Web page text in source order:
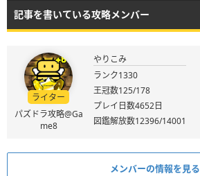
記事を書いている攻略メンバー
ライター
パズドラ攻略@Ga
me8
やりこみ
ランク1330
王冠数125/178
プレイ日数4652日
図鑑解放数12396/14001
メンバーの情報を見る